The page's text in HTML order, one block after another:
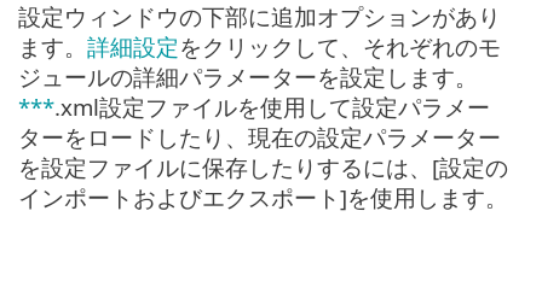
設定ウィンドウの下部に追加オプションがあり
ます。 詳細設定をクリックして、それぞれのモ
ジュールの詳細パラメーターを設定します。
***.xml設定ファイルを使用して設定パラメー
ターをロードしたり、現在の設定パラメーター
を設定ファイルに保存したりするには、[設定の
インポートおよびエクスポート]を使用します。